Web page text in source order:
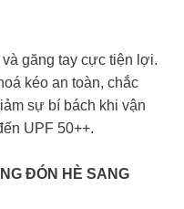
găng tay cực tiện lợi.
kéo an toàn, chắc
sự bí bách khi vận
UPF 50++.
ĐÓN HÈ SANG